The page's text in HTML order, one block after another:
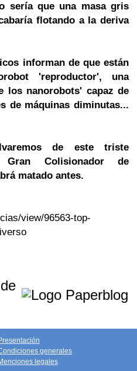
sería que una masa gris
flotando a la deriva
informan de que están
'reproductor', una
los nanorobots' capaz de
de máquinas diminutas...
de este triste
Colisionador de
matado antes.
view/96563-top-
generales
legales